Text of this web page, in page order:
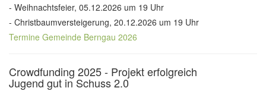
- Weihnachtsfeier, 05.12.2026 um 19 Uhr
- Christbaumversteigerung, 20.12.2026 um 19 Uhr
Termine Gemeinde Berngau 2026
Crowdfunding 2025 - Projekt erfolgreich
Jugend gut in Schuss 2.0